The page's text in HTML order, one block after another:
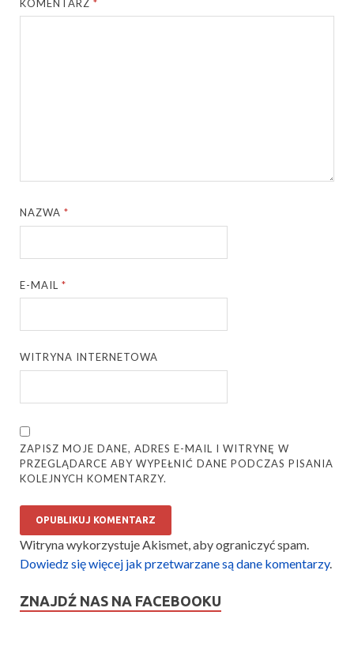
KOMENTARZ*
NAZWA*
E-MAIL*
WITRYNA INTERNETOWA
ZAPISZ MOJE DANE, ADRES E-MAIL I WITRYNĘ W
PRZEGLĄDARCE ABY WYPEŁNIĆ DANE PODCZAS PISANIA
KOLEJNYCH KOMENTARZY.
Witryna wykorzystuje Akismet, aby ograniczyć spam.
Dowiedz się więcej jak przetwarzane są dane komentarzy.
ZNAJDŹ NAS NA FACEBOOKU